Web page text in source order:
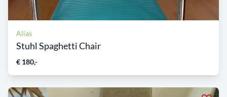
Alias
Stuhl Spaghetti Chair
€ 180,-